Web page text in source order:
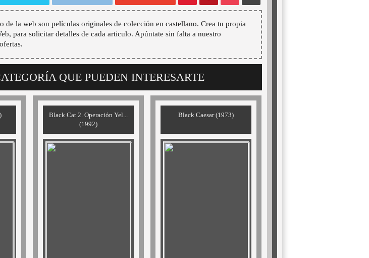
de la web son películas originales de colección en castellano. Crea tu propia
para solicitar detalles de cada articulo. Apúntate sin falta a nuestro
QUE PUEDEN INTERESARTE
Black Cat 2. Operación Yel...
(1992)
Black Caesar (1973)